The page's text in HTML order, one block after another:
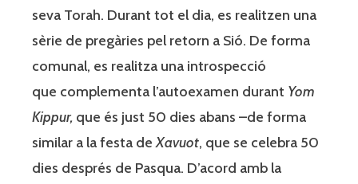
seva Torah. Durant tot el dia, es realitzen una
sèrie de pregàries pel retorn a Sió. De forma
comunal, es realitza una introspecció
que complementa l’autoexamen durant Yom
Kippur, que és just 50 dies abans –de forma
similar a la festa deXavuot, que se celebra 50
dies després de Pasqua. D’acord amb la